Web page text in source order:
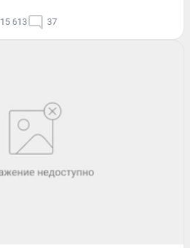
15 613 37